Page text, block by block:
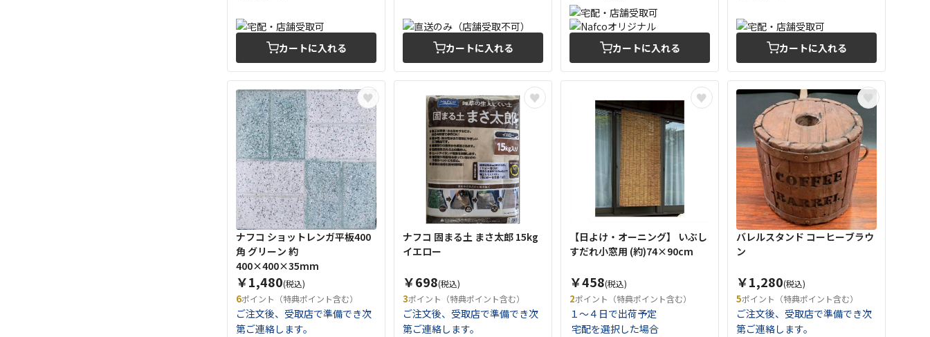
カートに入れる カートに入れる カートに入れる カートに入れる
ナフコ ショットレンガ平板400
角 グリーン 約
400×400×35mm
￥1,480(税込)
6ポイント（特典ポイント含む）
ご注文後、受取店で準備でき次
第ご連絡します。
ナフコ 固まる土 まさ太郎 15kg
イエロー
￥698(税込)
3ポイント（特典ポイント含む）
ご注文後、受取店で準備でき次
第ご連絡します。
【日よけ・オーニング】 いぶし
すだれ小窓用 (約)74×90cm
￥458(税込)
2ポイント（特典ポイント含む）
１～４日で出荷予定
宅配を選択した場合
バレルスタンド コーヒーブラウ
ン
￥1,280(税込)
5ポイント（特典ポイント含む）
ご注文後、受取店で準備でき次
第ご連絡します。